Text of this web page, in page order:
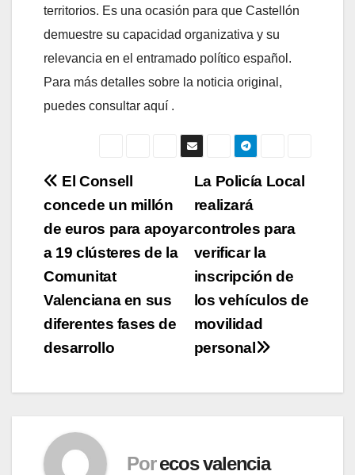
territorios. Es una ocasión para que Castellón
demuestre su capacidad organizativa y su
relevancia en el entramado político español.
Para más detalles sobre la noticia original,
puedes consultar aquí .
Navegación
de
entradas
La Policía Local
realizará
controles para
verificar la
inscripción de
los vehículos de
movilidad
personal
El Consell
concede un millón
de euros para apoyar
a 19 clústeres de la
Comunitat
Valenciana en sus
diferentes fases de
desarrollo
Por ecos valencia